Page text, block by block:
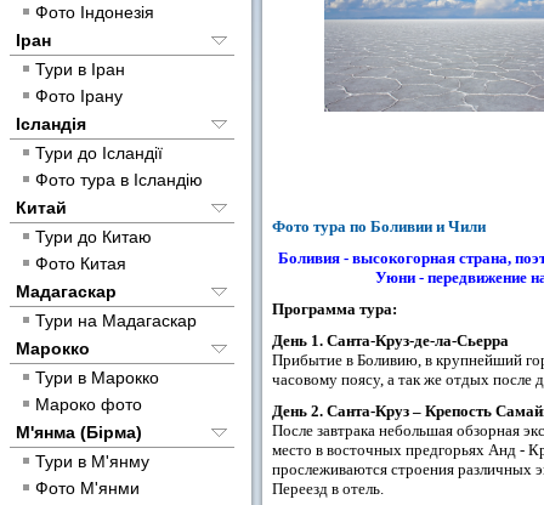
Фото Індонезія
Іран
Тури в Іран
Фото Ірану
Ісландія
Тури до Ісландії
Фото тура в Ісландію
Китай
Тури до Китаю
Фото Китая
Мадагаскар
Тури на Мадагаскар
Марокко
Тури в Марокко
Мароко фото
М'янма (Бірма)
Тури в М'янму
Фото М'янми
Фото тура по Боливии и Чили
Боливия - высокогорная страна,
Уюни - передвижение
Программа тура:
День 1. Санта-Круз-де-ла-Сьерра
Прибытие в Боливию, в крупнейший
часовому поясу, а так же отдых после
День 2. Санта-Круз – Крепость
После завтрака небольшая обзорная
место в восточных предгорьях Анд -
прослеживаются строения различных
Переезд в отель.